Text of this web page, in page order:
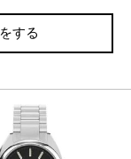
する